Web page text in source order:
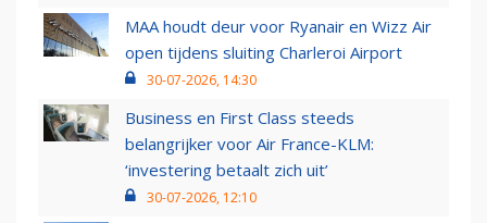
MAA houdt deur voor Ryanair en Wizz Air
open tijdens sluiting Charleroi Airport
30-07-2026, 14:30
Business en First Class steeds
belangrijker voor Air France-KLM:
‘investering betaalt zich uit’
30-07-2026, 12:10